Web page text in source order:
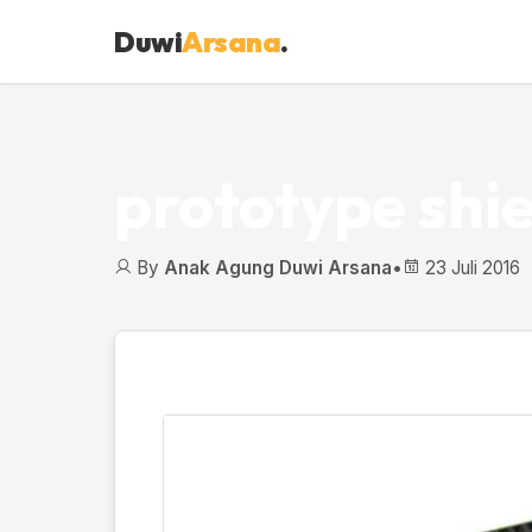
DuwiArsana.
By Anak Agung Duwi Arsana• 23 Juli 2016